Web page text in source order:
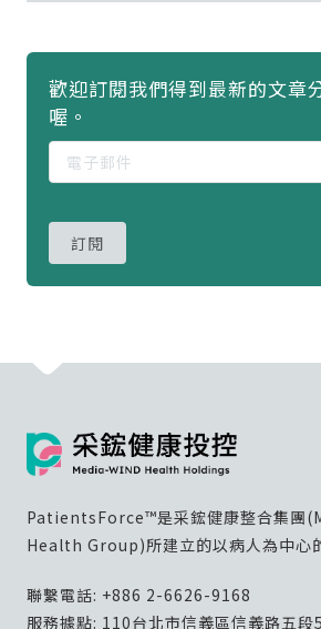
歡迎訂閱我們得到最新的文章
喔。
訂閱
PatientsForce™是采鋐健康整合集團
Health Group)所建立的以病人為中心
聯繫電話: +886 2-6626-9168
服務據點: 110台北市信義區信義路五段